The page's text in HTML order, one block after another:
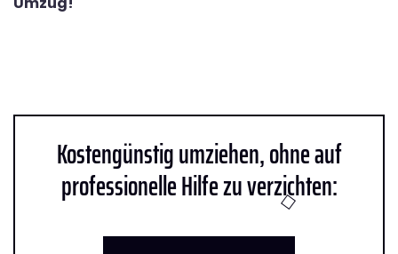
Kostengünstig umziehen, ohne auf
professionelle Hilfe zu verzichten: